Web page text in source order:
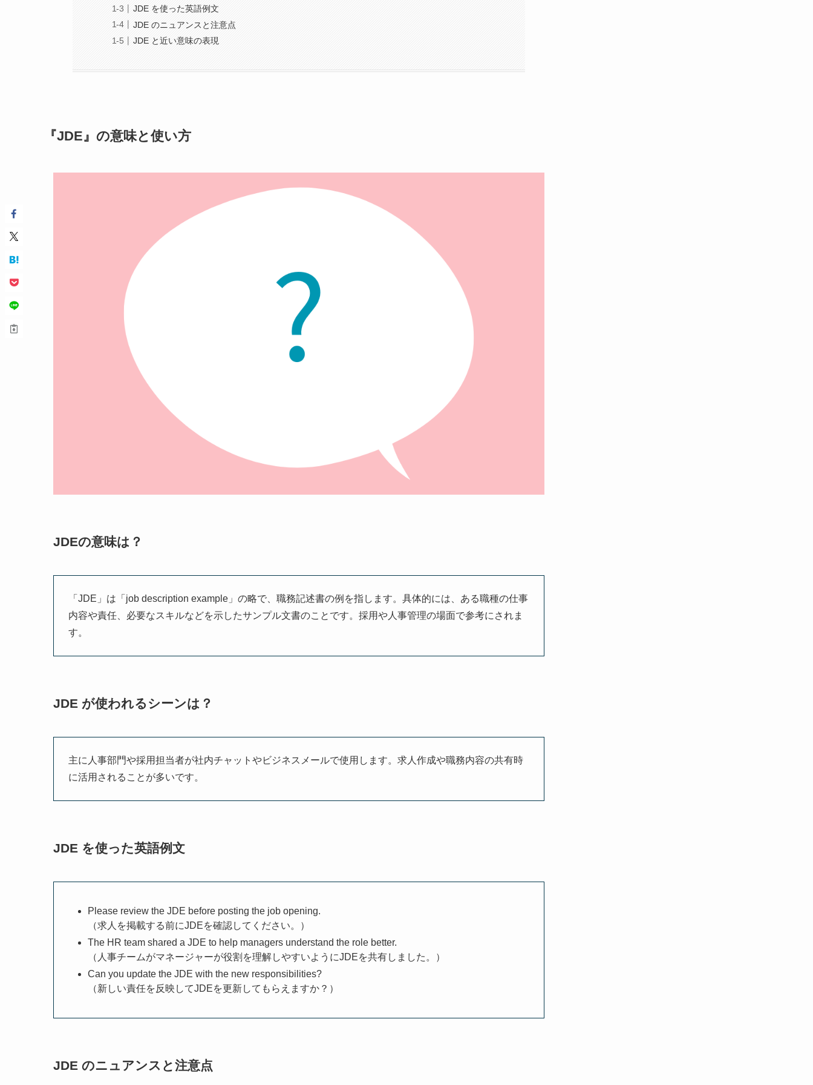
JDE を使った英語例文
JDE のニュアンスと注意点
JDE と近い意味の表現
『JDE』の意味と使い方
JDEの意味は？
「JDE」は「job description example」の略で、職務記述書の例を指します。具体的には、ある職種の仕事
内容や責任、必要なスキルなどを示したサンプル文書のことです。採用や人事管理の場面で参考にされま
す。
JDE が使われるシーンは？
主に人事部門や採用担当者が社内チャットやビジネスメールで使用します。求人作成や職務内容の共有時
に活用されることが多いです。
JDE を使った英語例文
Please review the JDE before posting the job opening.
（求人を掲載する前にJDEを確認してください。）
The HR team shared a JDE to help managers understand the role better.
（人事チームがマネージャーが役割を理解しやすいようにJDEを共有しました。）
Can you update the JDE with the new responsibilities?
（新しい責任を反映してJDEを更新してもらえますか？）
JDE のニュアンスと注意点